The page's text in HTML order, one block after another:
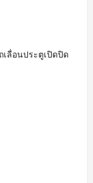
ลื่อนประตูเปิดปิด